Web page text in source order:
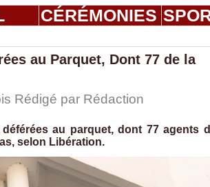
CÉRÉMONIES
au Parquet, Dont 77 de la
Rédigé par Rédaction
au parquet, dont 77 agents
selon Libération.